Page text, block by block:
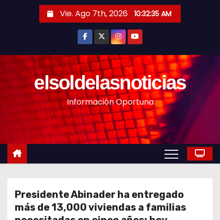
n
Vie. Ago 7th, 2026 10:32:37 AM
elsoldelasnoticias
Información Oportuna
Presidente Abinader ha entregado
más de 13,000 viviendas a familias